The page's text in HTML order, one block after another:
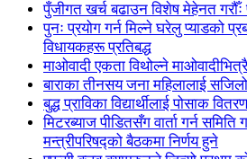
पुँजीगत खर्च बढाउन विशेष मेहेनत गरौँः
पुनः प्रयोग गर्न मिल्ने घरेलु प्याडको
विधायकहरू प्रतिबद्ध
माओवादी एकता विथोल्ने
बाराका तीनसय जना महिलालाई
बुद्ध प्राविका विद्यार्थीलाई पोसाक वितरण
मिटरब्याज पीडितसँग वार्ता गर्न समिति
मन्त्रीपरिषद्को बैठकमा निर्णय हुने